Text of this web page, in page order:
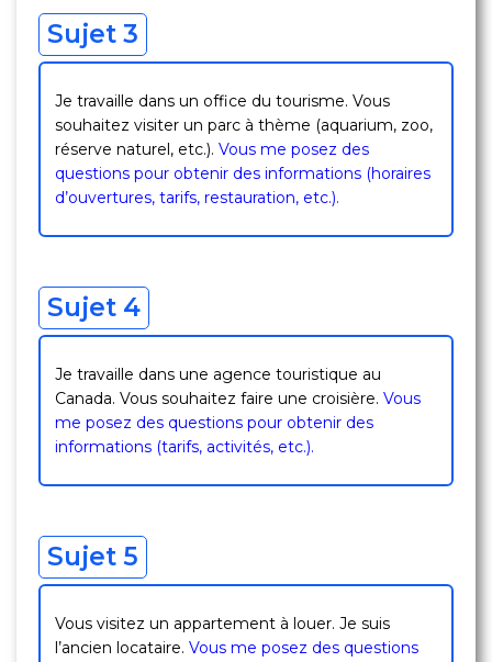
Sujet 3
Je travaille dans un office du tourisme. Vous
souhaitez visiter un parc à thème (aquarium, zoo,
réserve naturel, etc.). Vous me posez des
questions pour obtenir des informations (horaires
d’ouvertures, tarifs, restauration, etc.).
Sujet 4
Je travaille dans une agence touristique au
Canada. Vous souhaitez faire une croisière. Vous
me posez des questions pour obtenir des
informations (tarifs, activités, etc.).
Sujet 5
Vous visitez un appartement à louer. Je suis
l’ancien locataire. Vous me posez des questions